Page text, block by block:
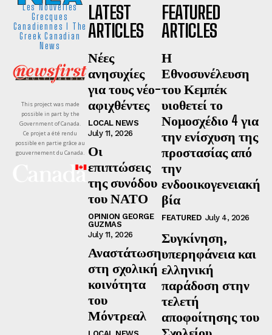
Les Nouvelles
Grecques
Canadiennes I The
Greek Canadian
News
This project was made
possible in part by the
Government of Canada.
Ce projet a été rendu
possible en partie grâce au
gouvernement du Canada.
LATEST
ARTICLES
Νέες
ανησυχίες
για τους νέο-
αφιχθέντες
LOCAL NEWS
July 11, 2026
Οι
επιπτώσεις
της συνόδου
του ΝΑΤΟ
OPINION GEORGE
GUZMAS
July 11, 2026
Αναστάτωση
στη σχολική
κοινότητα
του
Μόντρεαλ
FEATURED
ARTICLES
Η
Εθνοσυνέλευση
του Κεμπέκ
υιοθετεί το
Νομοσχέδιο 4 για
την ενίσχυση της
προστασίας από
την
ενδοοικογενειακή
βία
FEATURED July 4, 2026
Συγκίνηση,
υπερηφάνεια και
ελληνική
παράδοση στην
τελετή
αποφοίτησης του